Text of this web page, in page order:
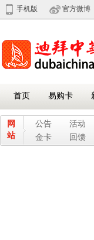
手机版 官方微博
首页 易购卡
网
站
公告
活动
金卡
回馈